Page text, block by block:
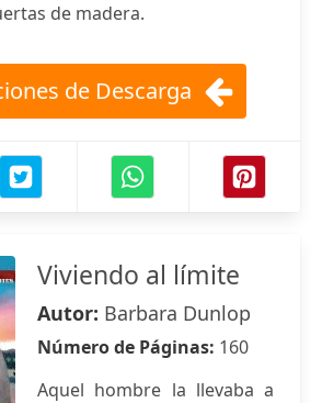
de madera.
de Descarga
Viviendo al límite
Autor: Barbara Dunlop
Número de Páginas: 160
Aquel hombre la llevaba a